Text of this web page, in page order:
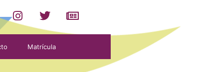
Matrícula